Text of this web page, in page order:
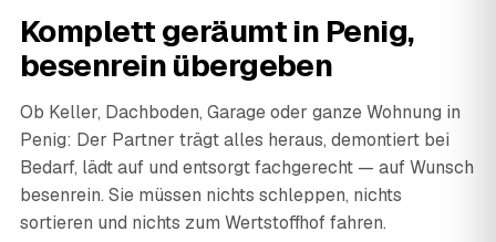
Komplett geräumt in Penig,
besenrein übergeben
Ob Keller, Dachboden, Garage oder ganze Wohnung in
Penig: Der Partner trägt alles heraus, demontiert bei
Bedarf, lädt auf und entsorgt fachgerecht — auf Wunsch
besenrein. Sie müssen nichts schleppen, nichts
sortieren und nichts zum Wertstoffhof fahren.